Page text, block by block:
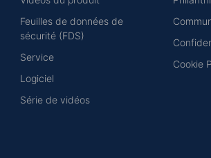
Feuilles de données de
sécurité (FDS)
Service
Logiciel
Série de vidéos
Cookie